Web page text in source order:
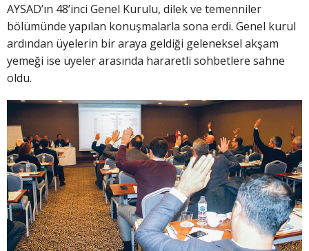
AYSAD’ın 48’inci Genel Kurulu, dilek ve temenniler
bölümünde yapılan konuşmalarla sona erdi. Genel kurul
ardından üyelerin bir araya geldiği geleneksel akşam
yemeği ise üyeler arasında hararetli sohbetlere sahne
oldu.